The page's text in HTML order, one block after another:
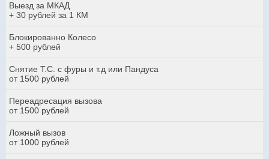
Выезд за МКАД
+ 30 рублей за 1 КМ
Блокированно Колесо
+ 500 рублей
Снятие Т.С. с фуры и т.д или Пандуса
от 1500 рублей
Переадресация вызова
от 1500 рублей
Ложный вызов
от 1000 рублей